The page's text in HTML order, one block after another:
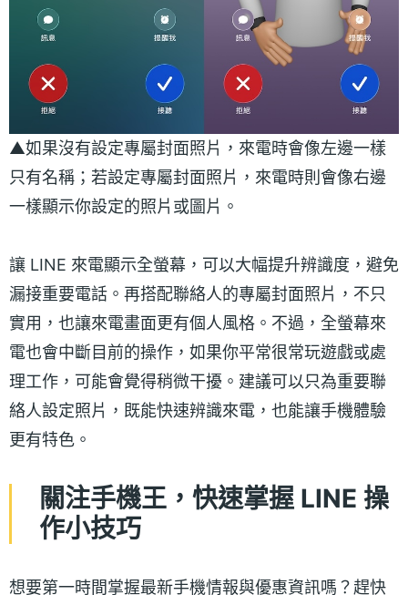
▲如果沒有設定專屬封面照片，來電時會像左邊一樣
只有名稱；若設定專屬封面照片，來電時則會像右邊
一樣顯示你設定的照片或圖片。
讓 LINE 來電顯示全螢幕，可以大幅提升辨識度，避免
漏接重要電話。再搭配聯絡人的專屬封面照片，不只
實用，也讓來電畫面更有個人風格。不過，全螢幕來
電也會中斷目前的操作，如果你平常很常玩遊戲或處
理工作，可能會覺得稍微干擾。建議可以只為重要聯
絡人設定照片，既能快速辨識來電，也能讓手機體驗
更有特色。
關注手機王，快速掌握 LINE 操
作小技巧
想要第一時間掌握最新手機情報與優惠資訊嗎？趕快